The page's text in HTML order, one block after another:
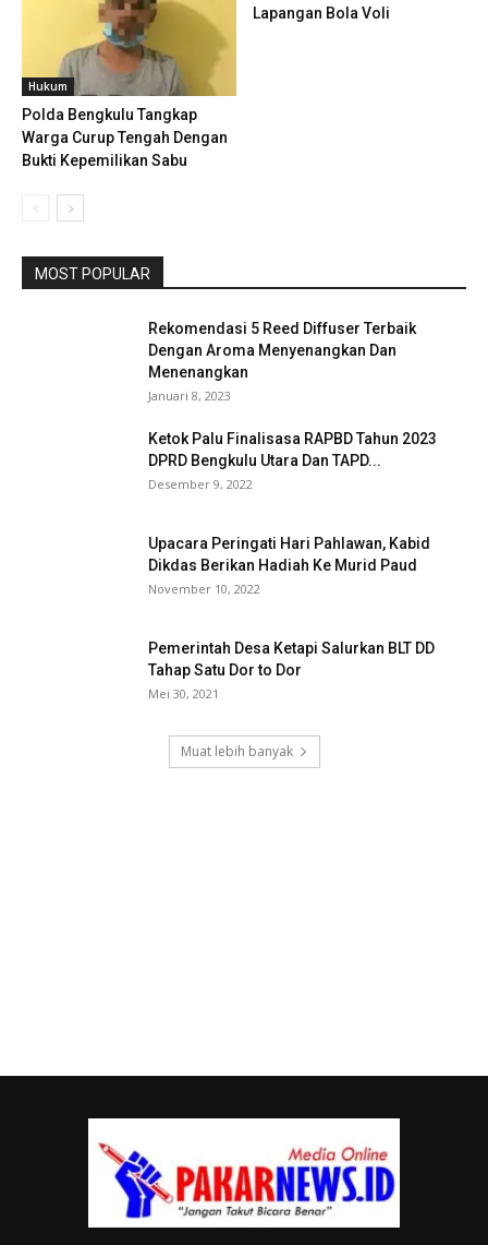
Hukum
Polda Bengkulu Tangkap
Warga Curup Tengah Dengan
Bukti Kepemilikan Sabu
Lapangan Bola Voli
MOST POPULAR
Rekomendasi 5 Reed Diffuser Terbaik
Dengan Aroma Menyenangkan Dan
Menenangkan
Januari 8, 2023
Ketok Palu Finalisasa RAPBD Tahun 2023
DPRD Bengkulu Utara Dan TAPD...
Desember 9, 2022
Upacara Peringati Hari Pahlawan, Kabid
Dikdas Berikan Hadiah Ke Murid Paud
November 10, 2022
Pemerintah Desa Ketapi Salurkan BLT DD
Tahap Satu Dor to Dor
Mei 30, 2021
Muat lebih banyak